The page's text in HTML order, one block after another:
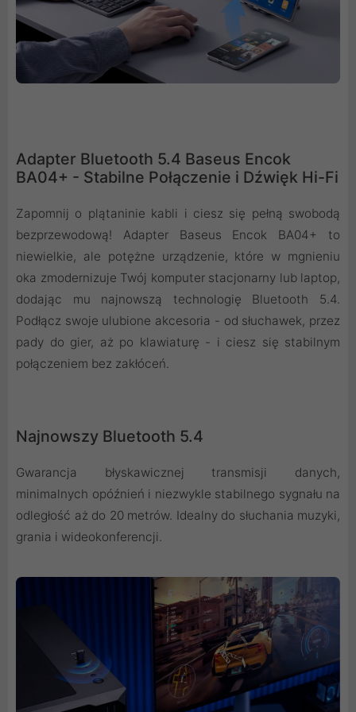
Adapter Bluetooth 5.4 Baseus Encok
BA04+ - Stabilne Połączenie i Dźwięk Hi-Fi
Zapomnij o plątaninie kabli i ciesz się pełną swobodą
bezprzewodową! Adapter Baseus Encok BA04+ to
niewielkie, ale potężne urządzenie, które w mgnieniu
oka zmodernizuje Twój komputer stacjonarny lub laptop,
dodając mu najnowszą technologię Bluetooth 5.4.
Podłącz swoje ulubione akcesoria - od słuchawek, przez
pady do gier, aż po klawiaturę - i ciesz się stabilnym
połączeniem bez zakłóceń.
Najnowszy Bluetooth 5.4
Gwarancja błyskawicznej transmisji danych,
minimalnych opóźnień i niezwykle stabilnego sygnału na
odległość aż do 20 metrów. Idealny do słuchania muzyki,
grania i wideokonferencji.